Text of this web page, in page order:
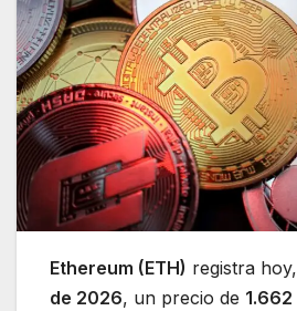
Ethereum (ETH) registra hoy,
de 2026, un precio de 1.662